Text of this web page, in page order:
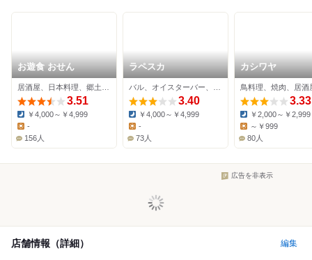
お遊食 おせん
3.51
Dinner:
￥4,000～￥4,999
-
156人
ラペスカ
3.40
Dinner:
￥4,000～￥4,999
Lunch:
-
73人
カシワヤ
鳥料理、焼肉、居酒
3.33
Dinner:
￥2,000～￥2,999
Lunch:
～￥999
80人
広告を非表示
店舗情報（詳細） 編集